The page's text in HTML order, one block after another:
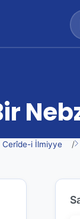
Cerîde-i İlmiyye